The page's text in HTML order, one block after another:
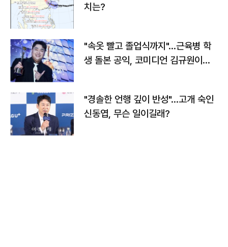
치는?
"속옷 빨고 졸업식까지"…근육병 학
생 돌본 공익, 코미디언 김규원이었
"경솔한 언행 깊이 반성"…고개 숙인
신동엽, 무슨 일이길래?